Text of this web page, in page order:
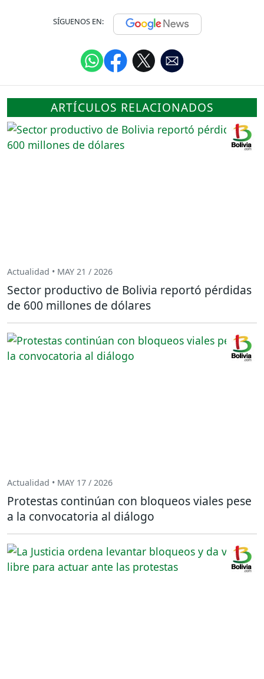
SÍGUENOS EN:
ARTÍCULOS RELACIONADOS
Actualidad • MAY 21 / 2026
Sector productivo de Bolivia reportó pérdidas
de 600 millones de dólares
Actualidad • MAY 17 / 2026
Protestas continúan con bloqueos viales pese
a la convocatoria al diálogo